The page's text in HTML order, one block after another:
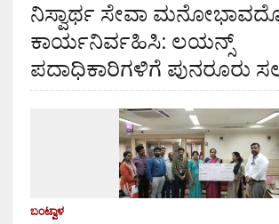
ನಿಸ್ವಾರ್ಥ ಸೇವಾ
ಕಾರ್ಯನಿರ್ವಹಿಸಿ: ಲಯನ್ಸ್
ಪದಾಧಿಕಾರಿಗಳಿಗೆ ಪುನರೂರು
ಬಂಟ್ವಾಳ